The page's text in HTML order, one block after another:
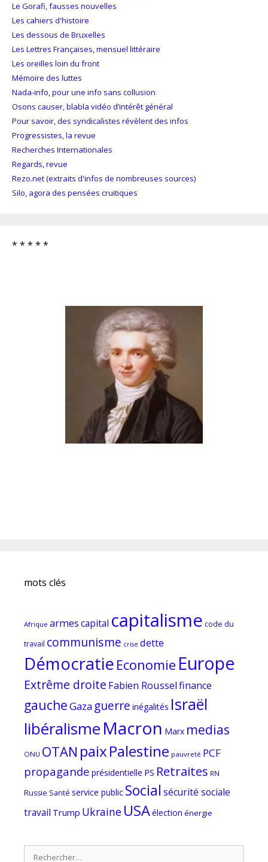
Le Gorafi, fausses nouvelles
Les cahiers d'histoire
Les dessous de Bruxelles
Les Lettres Françaises, mensuel littéraire
Les oreilles loin du front
Mémoire des luttes
Nada-info, pour une info sans collusion
Osons causer, blabla vidéo d’intérêt général
Pour savoir, des syndicalistes révèlent des infos
Progressistes, la revue
Recherches Internationales
Regards, revue
Rezo.net (extraits d'infos de nombreuses sources)
Silo, agora des pensées cruitiques
* * * * *
mots clés
Afrique armescapital capitalisme code du
travail communisme crise dette
Démocratie Economie Europe
Extrême droite Fabien Rousselfinance
gaucheGaza guerre inégalités Israël
libéralismeMacron Marx medias
ONU OTAN paixPalestine pauvreté PCF
propagande présidentielle PS Retraites RN
Russie Santé service public Social sécurité sociale
travail Trump Ukraine USAélection énergie